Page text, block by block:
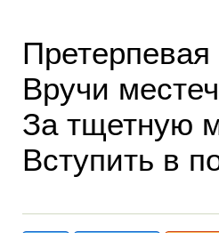
Вручи
За тщетную
Вступить в